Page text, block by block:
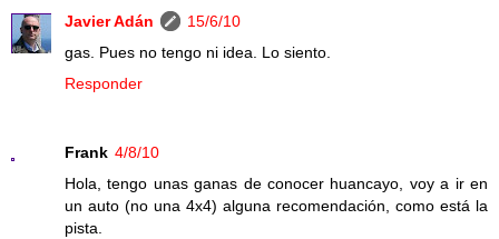
Javier Adán
15/6/10
gas. Pues no tengo ni idea. Lo siento.
Responder
Frank 4/8/10
Hola, tengo unas ganas de conocer huancayo, voy a ir en
un auto (no una 4x4) alguna recomendación, como está la
pista.